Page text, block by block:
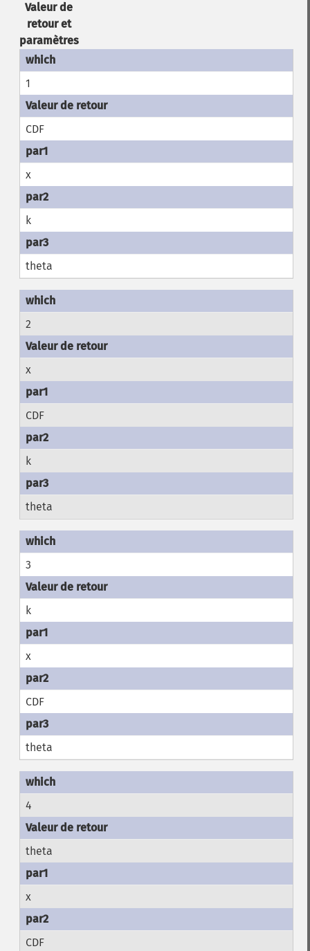
Valeur de
retour et
paramètres
1
CDF
x
k
theta
2
x
CDF
k
theta
3
k
x
CDF
theta
4
theta
x
CDF